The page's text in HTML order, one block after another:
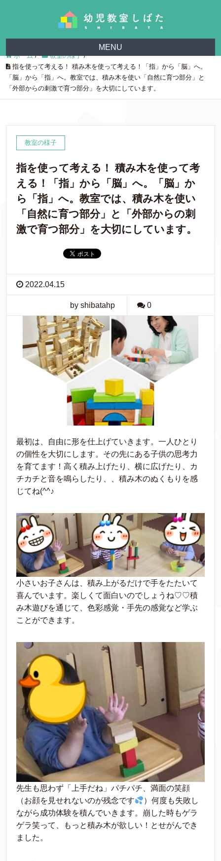
MENU
ホーム/ 教室の様子/
指を使って考える！ 積み木を使って考える！「指」から「脳」へ。
「脳」から「指」へ。教室では、積み木を使い「自然に育つ部分」と
「外部からの刺激で育つ部分」を大切にしています。
教室の様子
指を使って考える！ 積み木を使って考
える！「指」から「脳」へ。「脳」か
ら「指」へ。教室では、積み木を使い
「自然に育つ部分」と「外部からの刺
激で育つ部分」を大切にしています。
2022.04.15
by shibatahp 0
最初は、自由に形を仕上げていきます。一人ひとり
の個性を大切にします。その先にある子供の思考力
を育てます！高く積み上げたり、横に広げたり、カ
チカチと音を鳴らしたり、、積み木のぬくもりを感
じてね(^^♪
小さいお子さんは、積み上がるだけで手をたたいて
喜んでいます。楽しくて面白いのでしょうね♡♡積
み木遊びを通じて、色彩感覚・手先の感覚など学ぶ
ことができます。
先生も思わず「上手だね」パチパチ、満面の笑顔
（お顔を見せれないのが残念です
）何度も失敗し
ながら成功体験を積んでいきます。崩した時もゲラ
ゲラ笑って、もっと積み木が欲しい！とせがんでき
ました。